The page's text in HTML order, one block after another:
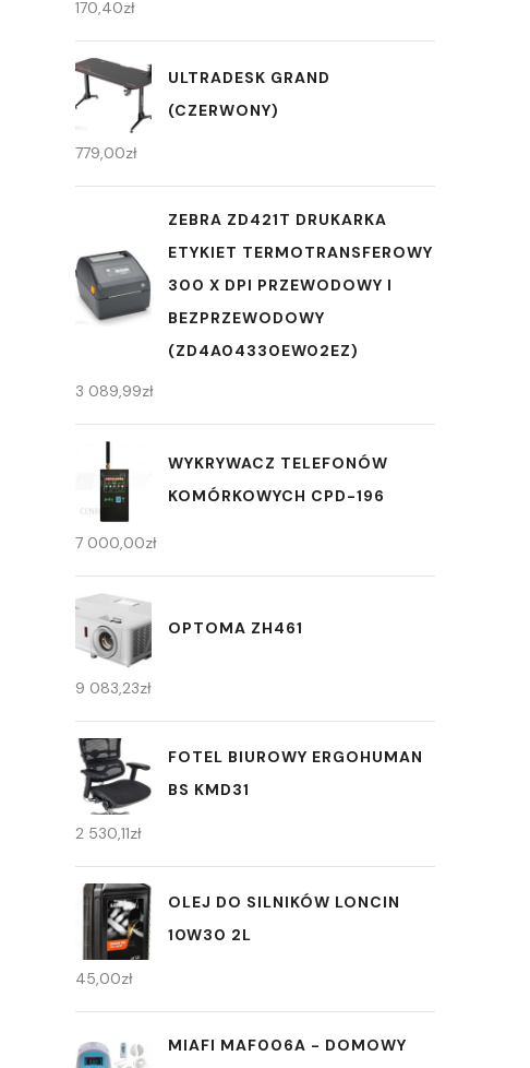
170,40zł
ULTRADESK GRAND
(CZERWONY)
779,00zł
ZEBRA ZD421T DRUKARKA
ETYKIET TERMOTRANSFEROWY
300 X DPI PRZEWODOWY I
BEZPRZEWODOWY
(ZD4A04330EW02EZ)
3 089,99zł
WYKRYWACZ TELEFONÓW
KOMÓRKOWYCH CPD-196
7 000,00zł
OPTOMA ZH461
9 083,23zł
FOTEL BIUROWY ERGOHUMAN
BS KMD31
2 530,11zł
OLEJ DO SILNIKÓW LONCIN
10W30 2L
45,00zł
MIAFI MAF006A - DOMOWY